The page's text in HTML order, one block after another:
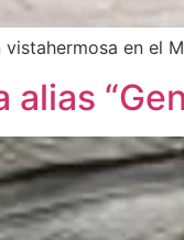
en el